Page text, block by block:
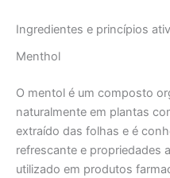
Ingredientes e princípios
Menthol
O mentol é um composto
naturalmente em plantas
extraído das folhas e é
refrescante e propriedades
utilizado em produtos